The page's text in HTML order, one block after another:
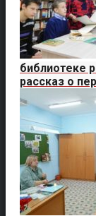
библиотеке
рассказ о